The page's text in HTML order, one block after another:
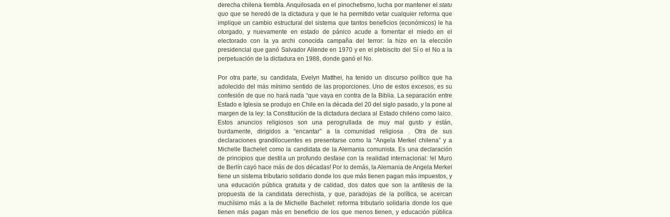
derecha chilena tiembla. Anquilosada en el pinochetismo, lucha por mantener el statu
quo que se heredó de la dictadura y que le ha permitido vetar cualquier reforma que
implique un cambio estructural del sistema que tantos beneficios (económicos) le ha
otorgado, y nuevamente en estado de pánico acude a fomentar el miedo en el
electorado con la ya archi conocida campaña del terror: la hizo en la elección
presidencial que ganó Salvador Allende en 1970 y en el plebiscito del Sí o el No a la
perpetuación de la dictadura en 1988, donde ganó el No.
Por otra parte, su candidata, Evelyn Matthei, ha tenido un discurso político que ha
adolecido del más mínimo sentido de las proporciones. Uno de estos excesos, es su
confesión de que no hará nada “que vaya en contra de la Biblia. La separación entre
Estado e Iglesia se produjo en Chile en la década del 20 del siglo pasado, y la pone al
margen de la ley: la Constitución de la dictadura declara al Estado chileno como laico.
Estos anuncios religiosos son una perogrullada de muy mal gusto y están,
burdamente, dirigidos a “encantar” a la comunidad religiosa . Otra de sus
declaraciones grandilocuentes es presentarse como la “Angela Merkel chilena” y a
Michelle Bachelet como la candidata de la Alemania comunista. Es una declaración
de principios que destila un profundo desfase con la realidad internacional: !el Muro
de Berlín cayó hace más de dos décadas! Por lo demás, la Alemania de Angela Merkel
tiene un sistema tributario solidario donde los que más tienen pagan más impuestos, y
una educación pública gratuita y de calidad, dos datos que son la antítesis de la
propuesta de la candidata derechista, y que, paradojas de la política, se acercan
muchísimo más a la de Michelle Bachelet: reforma tributario solidaria donde los que
tienen más pagan más en beneficio de los que menos tienen, y educación pública